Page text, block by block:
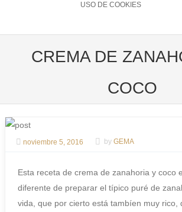
USO DE COOKIES
CREMA DE
COCO
noviembre 5, 2016 by GEMA
Esta receta de crema de zanahoria y coco
diferente de preparar el típico puré de
vida, que por cierto está tambíen muy rico,